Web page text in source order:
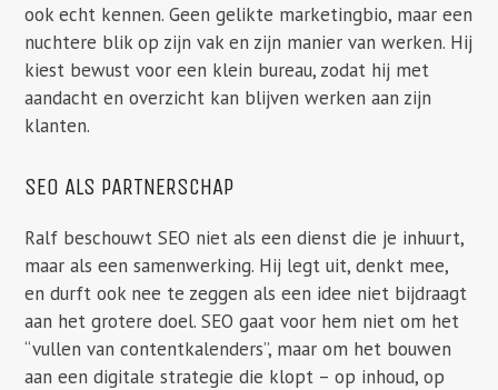
ook echt kennen. Geen gelikte marketingbio, maar een
nuchtere blik op zijn vak en zijn manier van werken. Hij
kiest bewust voor een klein bureau, zodat hij met
aandacht en overzicht kan blijven werken aan zijn
klanten.
SEO ALS PARTNERSCHAP
Ralf beschouwt SEO niet als een dienst die je inhuurt,
maar als een samenwerking. Hij legt uit, denkt mee,
en durft ook nee te zeggen als een idee niet bijdraagt
aan het grotere doel. SEO gaat voor hem niet om het
“vullen van contentkalenders”, maar om het bouwen
aan een digitale strategie die klopt – op inhoud, op